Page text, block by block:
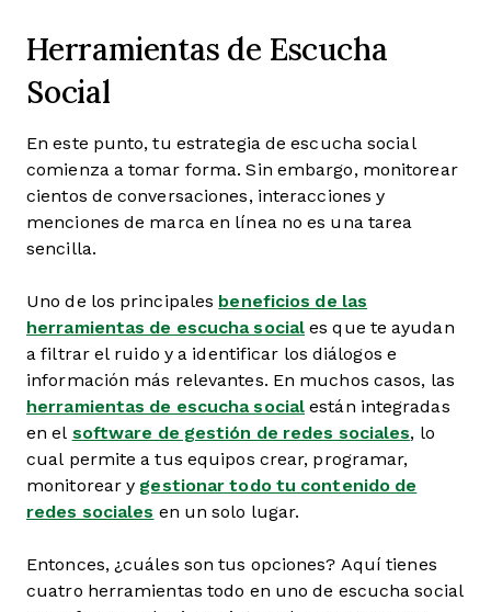
Herramientas de Escucha
Social
En este punto, tu estrategia de escucha social
comienza a tomar forma. Sin embargo, monitorear
cientos de conversaciones, interacciones y
menciones de marca en línea no es una tarea
sencilla.
Uno de los principales beneficios de las
herramientas de escucha social es que te ayudan
a filtrar el ruido y a identificar los diálogos e
información más relevantes. En muchos casos, las
herramientas de escucha social están integradas
en el software de gestión de redes sociales, lo
cual permite a tus equipos crear, programar,
monitorear y gestionar todo tu contenido de
redes sociales en un solo lugar.
Entonces, ¿cuáles son tus opciones? Aquí tienes
cuatro herramientas todo en uno de escucha social